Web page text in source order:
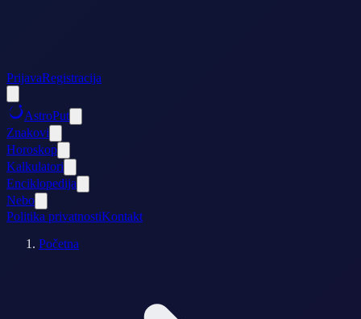
PrijavaRegistracija
AstroPut
Znakovi
Horoskop
Kalkulatori
Enciklopedija
Nebo
Politika privatnostiKontakt
Početna